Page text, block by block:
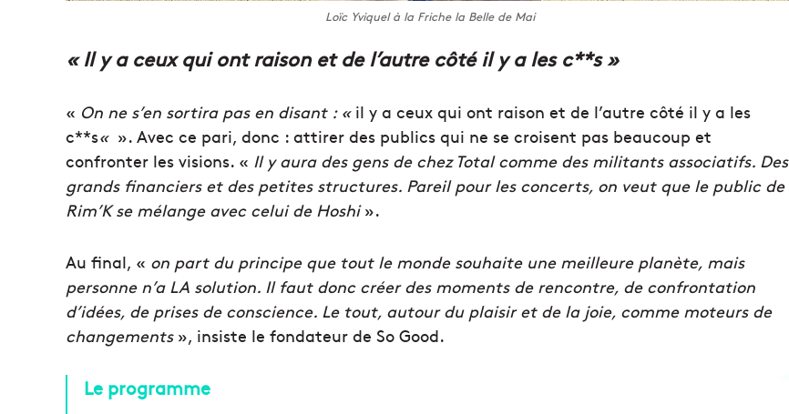
Loïc Yviquel à la Friche la Belle de Mai
« Il y a ceux qui ont raison et de l’autre côté il y a les c**s »
« On ne s’en sortira pas en disant : « il y a ceux qui ont raison et de l’autre côté il y a les
c**s« ». Avec ce pari, donc : attirer des publics qui ne se croisent pas beaucoup et
confronter les visions. « Il y aura des gens de chez Total comme des militants associatifs. Des
grands financiers et des petites structures. Pareil pour les concerts, on veut que le public de
Rim’K se mélange avec celui de Hoshi».
Au final, « on part du principe que tout le monde souhaite une meilleure planète, mais
personne n’a LA solution. Il faut donc créer des moments de rencontre, de confrontation
d’idées, de prises de conscience. Le tout, autour du plaisir et de la joie, comme moteurs de
changements», insiste le fondateur de So Good.
Le programme